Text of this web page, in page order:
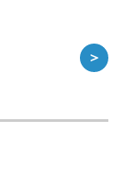
＞